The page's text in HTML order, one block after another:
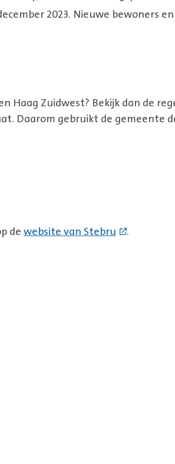
2023. Nieuwe bewoners
Haag Zuidwest? Bekijk dan de
Daarom gebruikt de gemeente
de website van Stebru .